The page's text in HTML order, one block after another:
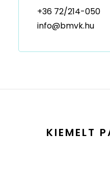
+36 72/214-050
info@bmvk.hu
KIEMELT